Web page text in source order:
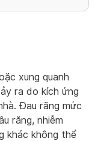
xung quanh
ra do kích ứng
Đau răng mức
răng, nhiễm
khác không thể